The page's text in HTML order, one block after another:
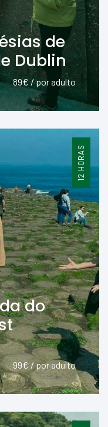
de
Dublin
89€ / por adulto
12 HORAS
do
99€ / por adulto